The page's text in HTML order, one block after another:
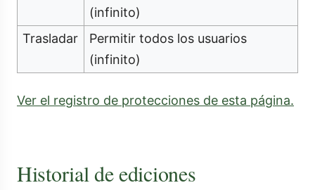
(infinito)
Trasladar
Permitir todos los usuarios
(infinito)
Ver el registro de protecciones de esta página.
Historial de ediciones